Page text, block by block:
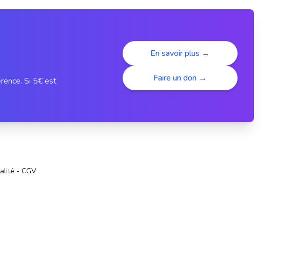
Si 5€ est
En savoir plus →
Faire un don →
- CGV